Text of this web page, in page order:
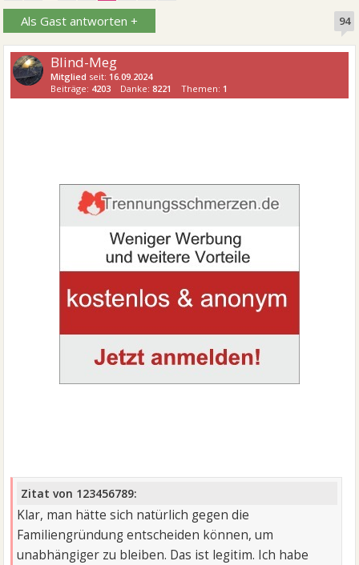
Als Gast antworten + 94
Blind-Meg
Mitglied seit: 16.09.2024
Beiträge: 4203 Danke:8221 Themen: 1
Zitat von 123456789:
Klar, man hätte sich natürlich gegen die
Familiengründung entscheiden können, um
unabhängiger zu bleiben. Das ist legitim. Ich habe